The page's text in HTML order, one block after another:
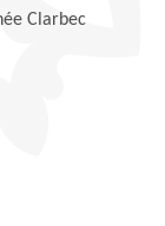
Clarbec